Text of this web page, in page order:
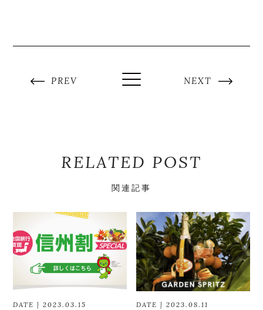
PREV NEXT
RELATED POST
関連記事
DATE | 2023.03.15 DATE | 2023.08.11